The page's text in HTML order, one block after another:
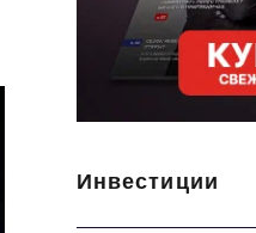
Инвестиции